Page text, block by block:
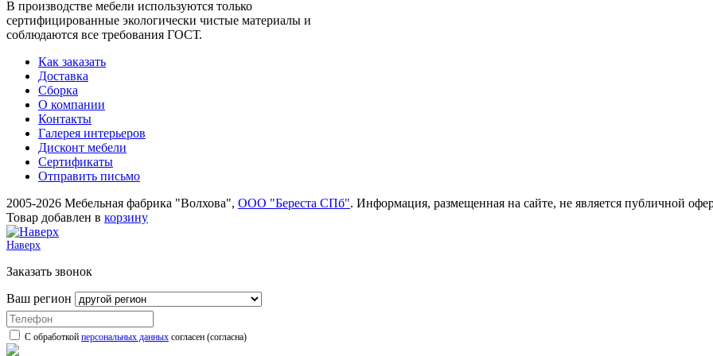
В производстве мебели используются только
сертифицированные экологически чистые материалы и
соблюдаются все требования ГОСТ.
Как заказать
Доставка
Сборка
О компании
Контакты
Галерея интерьеров
Дисконт мебели
Сертификаты
Отправить письмо
2005-2026 Мебельная фабрика "Волхова", ООО "Береста СПб". Информация, размещенная на сайте, не является публичной
Товар добавлен в корзину
Наверх
Заказать звонок
Ваш регион
С обработкой персональных данных согласен (согласна)